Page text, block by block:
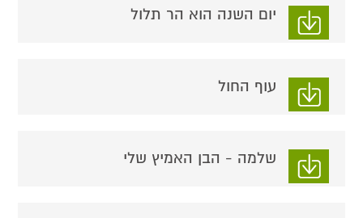
יום השנה הוא הר תלול
עוף החול
שלמה - הבן האמיץ שלי